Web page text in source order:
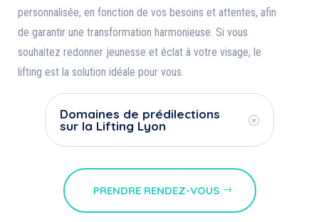
personnalisée, en fonction de vos besoins et attentes, afin
de garantir une transformation harmonieuse. Si vous
souhaitez redonner jeunesse et éclat à votre visage, le
lifting est la solution idéale pour vous.
Domaines de prédilections
sur la Lifting Lyon
PRENDRE RENDEZ-VOUS